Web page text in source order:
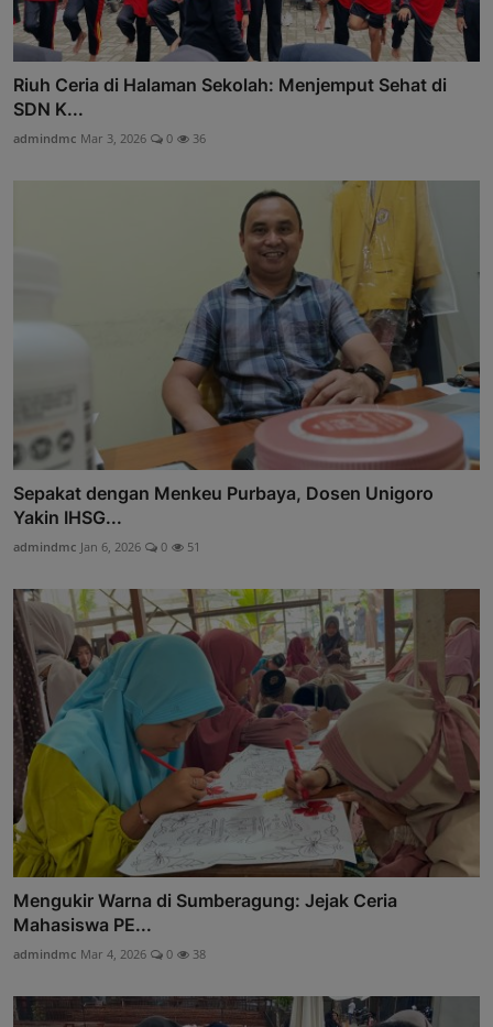
Riuh Ceria di Halaman Sekolah: Menjemput Sehat di
SDN K...
admindmc Mar 3, 2026 0 36
Sepakat dengan Menkeu Purbaya, Dosen Unigoro
Yakin IHSG...
admindmc Jan 6, 2026 0 51
Mengukir Warna di Sumberagung: Jejak Ceria
Mahasiswa PE...
admindmc Mar 4, 2026 0 38